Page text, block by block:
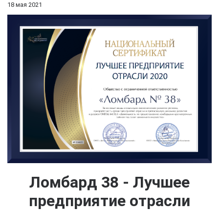
18 мая 2021
Ломбард 38 - Лучшее
предприятие отрасли